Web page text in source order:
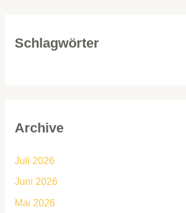
Schlagwörter
Archive
Juli 2026
Juni 2026
Mai 2026